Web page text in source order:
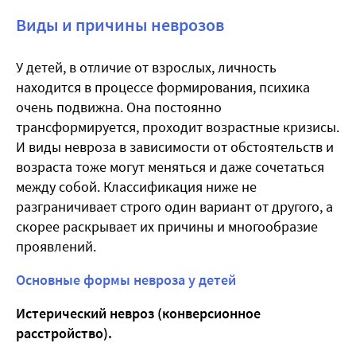
Виды и причины неврозов
У детей, в отличие от взрослых, личность
находится в процессе формирования, психика
очень подвижна. Она постоянно
трансформируется, проходит возрастные кризисы.
И виды невроза в зависимости от обстоятельств и
возраста тоже могут меняться и даже сочетаться
между собой. Классификация ниже не
разграничивает строго один вариант от другого, а
скорее раскрывает их причины и многообразие
проявлений.
Основные формы невроза у детей
Истерический невроз (конверсионное
расстройство).